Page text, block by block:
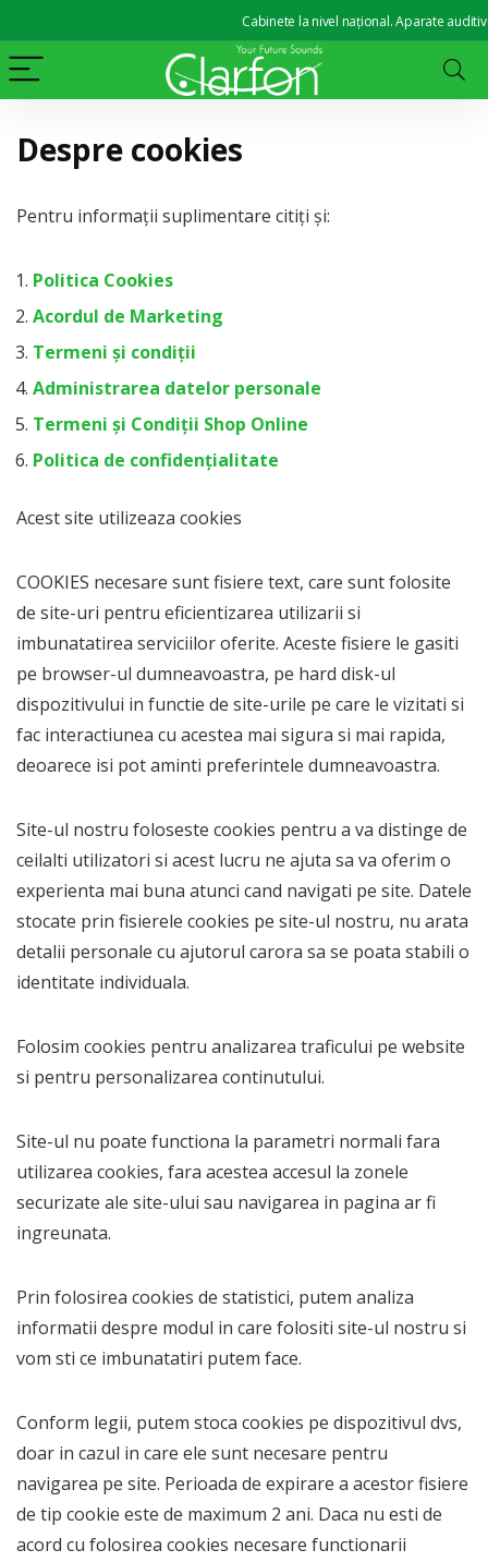
Cabinete la nivel național. Aparate auditive de
Despre cookies
Pentru informații suplimentare citiți și:
Politica Cookies
Acordul de Marketing
Termeni și condiții
Administrarea datelor personale
Termeni și Condiții Shop Online
Politica de confidențialitate
Acest site utilizeaza cookies
COOKIES necesare sunt fisiere text, care sunt folosite
de site-uri pentru eficientizarea utilizarii si
imbunatatirea serviciilor oferite. Aceste fisiere le gasiti
pe browser-ul dumneavoastra, pe hard disk-ul
dispozitivului in functie de site-urile pe care le vizitati si
fac interactiunea cu acestea mai sigura si mai rapida,
deoarece isi pot aminti preferintele dumneavoastra.
Site-ul nostru foloseste cookies pentru a va distinge de
ceilalti utilizatori si acest lucru ne ajuta sa va oferim o
experienta mai buna atunci cand navigati pe site. Datele
stocate prin fisierele cookies pe site-ul nostru, nu arata
detalii personale cu ajutorul carora sa se poata stabili o
identitate individuala.
Folosim cookies pentru analizarea traficului pe website
si pentru personalizarea continutului.
Site-ul nu poate functiona la parametri normali fara
utilizarea cookies, fara acestea accesul la zonele
securizate ale site-ului sau navigarea in pagina ar fi
ingreunata.
Prin folosirea cookies de statistici, putem analiza
informatii despre modul in care folositi site-ul nostru si
vom sti ce imbunatatiri putem face.
Conform legii, putem stoca cookies pe dispozitivul dvs,
doar in cazul in care ele sunt necesare pentru
navigarea pe site. Perioada de expirare a acestor fisiere
de tip cookie este de maximum 2 ani. Daca nu esti de
acord cu folosirea cookies necesare functionarii